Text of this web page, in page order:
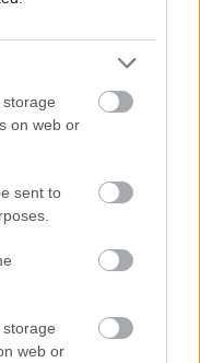
on web or
sent to
web or
vagy jelentésekben,
azt, hogy mi
emlékezik úgy,
kapcsolatokkal
csak
lenyomata
zajlik.